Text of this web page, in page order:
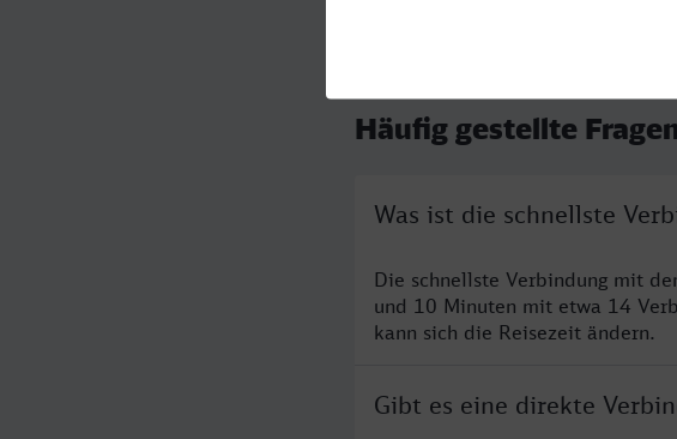
Häufig gestellte
Was ist die schnellste
Die schnellste Verbindung mit
und 10 Minuten mit etwa 14
kann sich die Reisezeit ändern.
Gibt es eine direkte